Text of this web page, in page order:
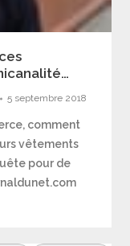
5 septembre 2018
comment
vêtements
pour de